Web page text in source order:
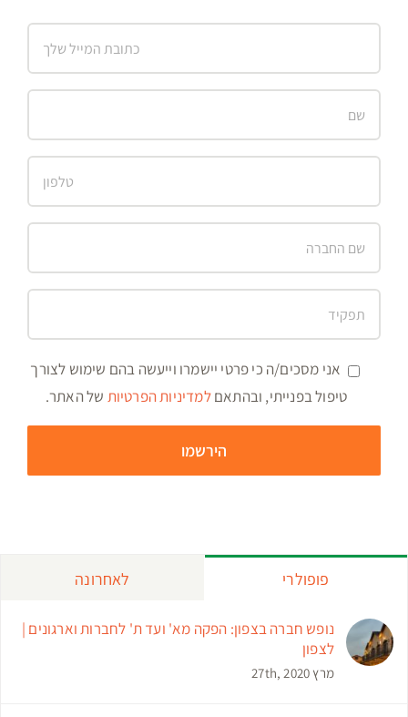
אני מסכים/ה כי פרטי יישמרו וייעשה בהם שימוש לצורך
טיפול בפנייתי, ובהתאםלמדיניות הפרטיות של האתר.
פופולרי לאחרונה
נופש חברה בצפון: הפקה מא' ועד ת' לחברות וארגונים |
לצפון
מרץ 27th, 2020